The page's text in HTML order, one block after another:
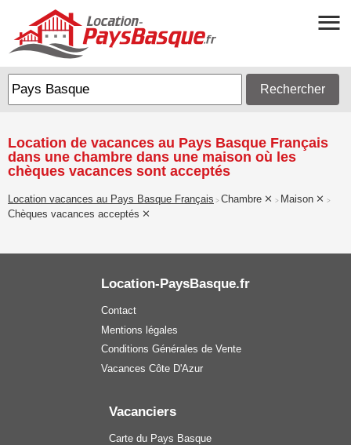
Rechercher
Location de vacances au Pays Basque Français
dans une chambre dans une maison où les
chèques vacances sont acceptés
Location vacances au Pays Basque Français > Chambre > Maison >
Chèques vacances acceptés
Location-PaysBasque.fr
Contact
Mentions légales
Conditions Générales de Vente
Vacances Côte D'Azur
Vacanciers
Carte du Pays Basque